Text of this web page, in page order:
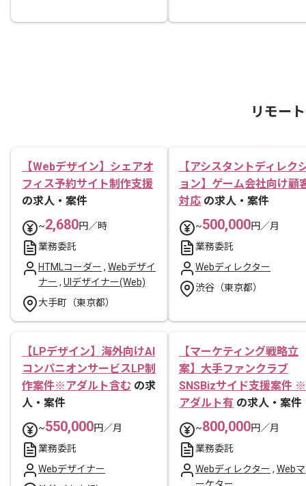
リモー
【Webデザイン】シェアオ
フィス予約サイト制作支援
の求人・案件
~2,680円／時
業務委託
HTMLコーダー , Webデザイ
ナー , UIデザイナー(Web)
大手町（東京都）
【アシスタントディレク
ョン】ゲーム会社向け顧
対応 の求人・案件
~500,000円／月
業務委託
Webディレクター
渋谷（東京都）
【LPデザイン】海外向けAI
コンパニオンサービスLP制
作案件※アダルト含む の求
人・案件
~550,000円／月
業務委託
Webデザイナー
【マーケティング戦略立
案】大手ファンクラブ
SNSBizサイド支援案件 ※
アダルト有 の求人・案件
~800,000円／月
業務委託
Webディレクター , Webマ
ーケター